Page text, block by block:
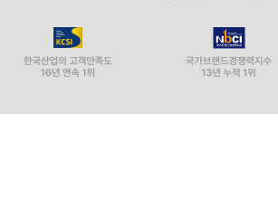
XXII. 1. 이교도의 신학은 참된
XXIII. 2. 자연신학은 허용되는